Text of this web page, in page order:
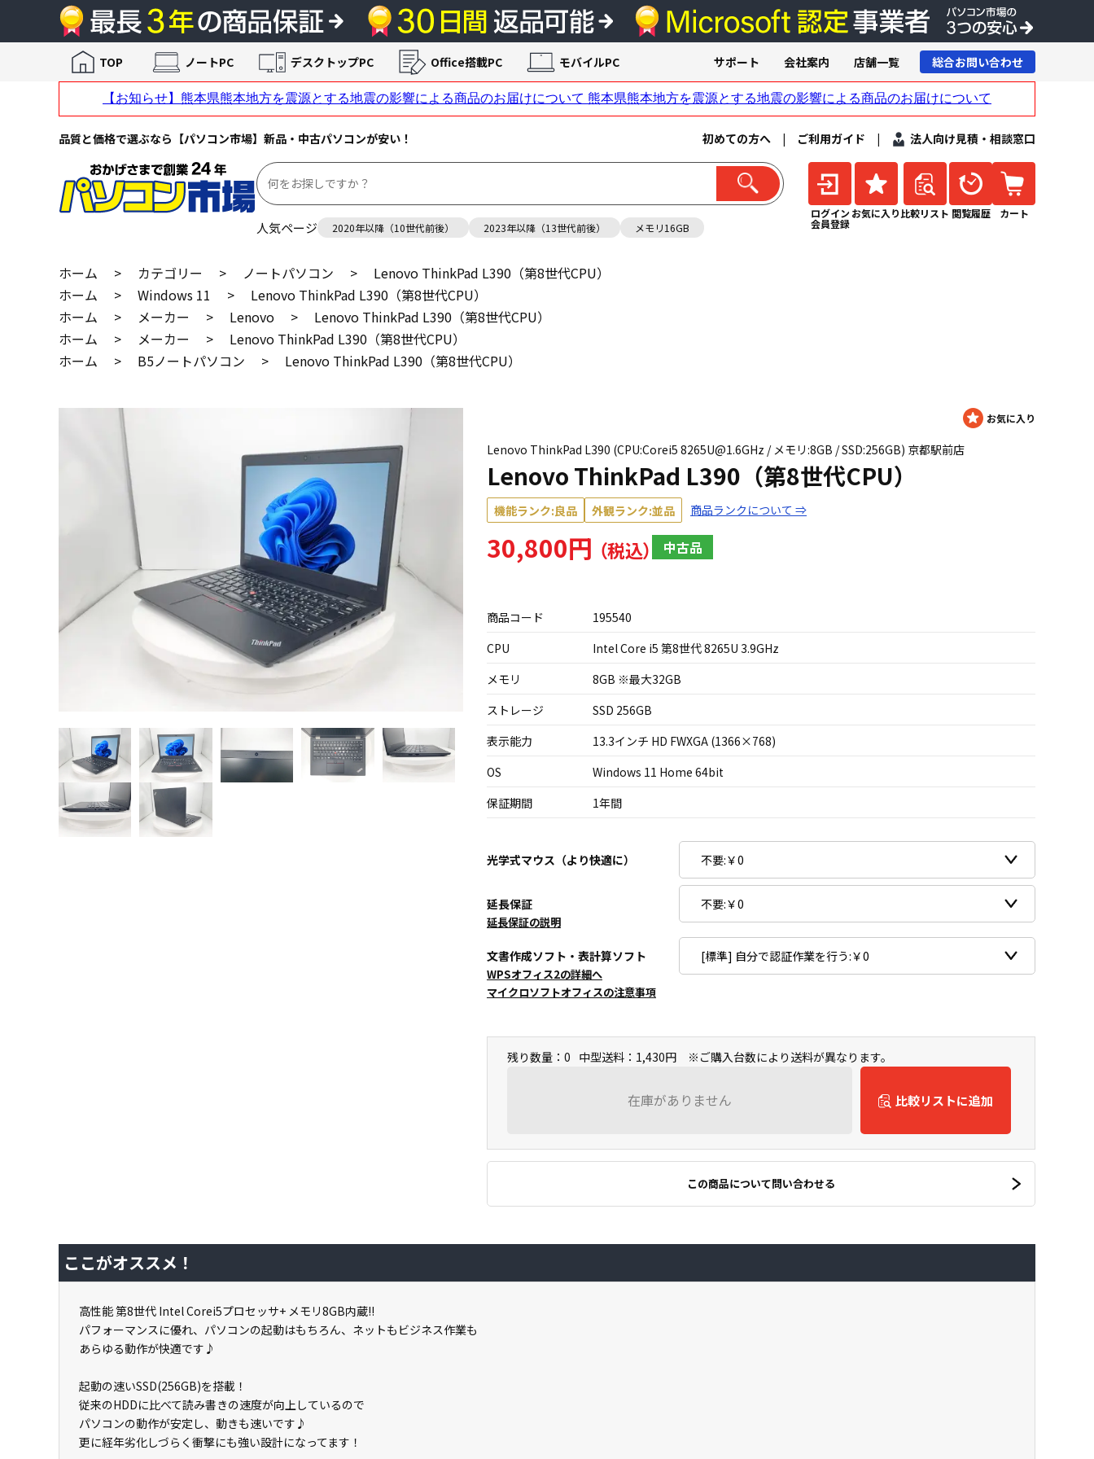
品質と価格で選ぶなら【パソコン市場】新品・中古パソコンが安い！ 初めての方へ | ご利用ガイド | 法人向け見積・相談窓口
人気ページ 2020年以降（10世代前後） 2023年以降（13世代前後） メモリ16GB
ログイン
会員登録
お気に入り 比較リスト 閲覧履歴 カート
TOP ノートPC デスクトップPC Office搭載PC モバイルPC サポート 会社案内 店舗一覧 総合お問い合わせ
ホーム > カテゴリー > ノートパソコン >
Lenovo ThinkPad L390（第8世代CPU）
ホーム
> Windows 11 >
Lenovo ThinkPad L390（第8世代CPU）
ホーム
> メーカー > Lenovo >
Lenovo ThinkPad L390（第8世代CPU）
ホーム
> メーカー >
Lenovo ThinkPad L390（第8世代CPU）
ホーム
> B5ノートパソコン > Lenovo ThinkPad L390（第8世代CPU）
Lenovo ThinkPad L390 (CPU:Corei5 8265U@1.6GHz / メモリ:8GB / SSD:256GB) 京都駅前店
Lenovo ThinkPad L390（第8世代CPU）
機能ランク:良品 外観ランク:並品 商品ランクについて ⇒
30,800円 中古品
商品コード
195540
CPU
Intel Core i5 第8世代 8265U 3.9GHz
メモリ
8GB ※最大32GB
ストレージ
SSD 256GB
表示能力
13.3インチ HD FWXGA (1366×768)
OS
Windows 11 Home 64bit
保証期間
1年間
光学式マウス（より快適に）
延長保証
延長保証の説明
文書作成ソフト・表計算ソフト
WPSオフィス2の詳細へ
マイクロソフトオフィスの注意事項
残り数量：0 中型送料：1,430円 ※ご購入台数により送料が異なります。
在庫がありません 比較リストに追加
この商品について問い合わせる
ここがオススメ！
高性能 第8世代 Intel Corei5プロセッサ+ メモリ8GB内蔵!!
パフォーマンスに優れ、パソコンの起動はもちろん、ネットもビジネス作業も
あらゆる動作が快適です♪
起動の速いSSD(256GB)を搭載！
従来のHDDに比べて読み書きの速度が向上しているので
パソコンの動作が安定し、動きも速いです♪
更に経年劣化しづらく衝撃にも強い設計になってます！